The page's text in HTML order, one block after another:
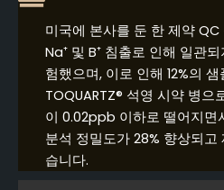
미국에 본사를 둔 한 제약
Na⁺ 및 B⁺ 침출로 인해 일관
험했으며, 이로 인해 12%의
TOQUARTZ® 석영 시약 병으
이 0.02ppb 이하로 떨어지면
분석 정밀도가 28% 향상되
습니다.